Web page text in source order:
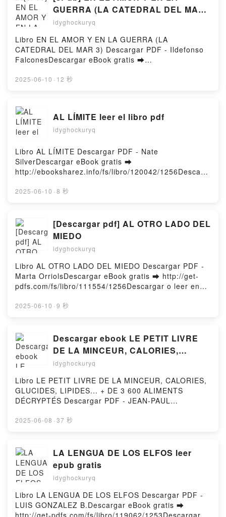
Mañas Leer en línea , UNA HISTORIA DEL KRONEN
José Ángel Mañas Audiolibro, UNA HISTORIA DEL
KRONEN José Ángel Mañas VK, UNA HISTORIA DEL
KRONEN José Ángel Mañas Kindle, UNA HISTORIA
DEL KRONEN José Ángel Mañas Epub VK, UNA
HISTORIA DEL KRONEN José Ángel Mañas
Descargar gratisPowered by Firstory Hosting
GUERRA (LA CATEDRAL DEL MAR
3) descargar gratis
idyghockuryq
Libro EN EL AMOR Y EN LA GUERRA (LA
CATEDRAL DEL MAR 3) Descargar PDF - Ildefonso
FalconesDescargar eBook gratis ➡
ar o leer en línea EN EL AMOR Y EN LA GUERRA
EN LA GUERRA (LA CATEDRAL DEL MAR 3)
Ildefonso Falcones PDF, EN EL AMOR Y EN LA
GUERRA (LA CATEDRAL DEL MAR 3) Ildefonso
CATEDRAL DEL MAR 3) Ildefonso Falcones Leer en
línea , EN EL AMOR Y EN LA GUERRA (LA
CATEDRAL DEL MAR 3) Ildefonso Falcones
CATEDRAL DEL MAR 3) Ildefonso Falcones VK, EN
EN LA GUERRA (LA CATEDRAL DEL MAR 3)
Ildefonso Falcones Epub VK, EN EL AMOR Y EN LA
GUERRA (LA CATEDRAL DEL MAR 3) Ildefonso
Falcones Descargar gratisPowered by Firstory
Hosting
2025-06-10 · 12 秒
AL LÍMITE leer el libro pdf
idyghockuryq
Libro AL LÍMITE Descargar PDF - Nate
SilverDescargar eBook gratis ➡
http://ebooksharez.info/fs/libro/120042/1256Descarg
ePub Mobi) de Nate Silver.AL LÍMITE Nate Silver
Audiolibro, AL LÍMITE Nate Silver VK, AL LÍMITE
Nate Silver Kindle, AL LÍMITE Nate Silver Epub VK,
AL LÍMITE Nate Silver Descargar gratisPowered by
Firstory Hosting
2025-06-10 · 8 秒
[Descargar pdf] AL OTRO LADO DEL
MIEDO
idyghockuryq
Libro AL OTRO LADO DEL MIEDO Descargar PDF -
Marta OrriolsDescargar eBook gratis ➡ http://get-
pdfs.com/fs/libro/111554/1256Descargar o leer en
(PDF ePub Mobi) de Marta Orriols.AL OTRO LADO
MIEDO Marta Orriols Leer en línea , AL OTRO LADO
DEL MIEDO Marta Orriols Audiolibro, AL OTRO
LADO DEL MIEDO Marta Orriols VK, AL OTRO LADO
DEL MIEDO Marta Orriols Kindle, AL OTRO LADO
DEL MIEDO Marta Orriols Epub VK, AL OTRO LADO
DEL MIEDO Marta Orriols Descargar gratisPowered
by Firstory Hosting
2025-06-10 · 9 秒
Descargar ebook LE PETIT LIVRE
DE LA MINCEUR, CALORIES,
GLUCIDES, LIPIDES... + DE 3 600
Libros Gratis (PDF - EPUB)
idyghockuryq
Libro LE PETIT LIVRE DE LA MINCEUR, CALORIES,
GLUCIDES, LIPIDES... + DE 3 600 ALIMENTS
DÉCRYPTÉS Descargar PDF - JEAN-PAUL
pdfs.com/fs/libro/112906/1253Descargar o leer en
DÉCRYPTÉS Libro gratuito (PDF ePub Mobi) de
JEAN-PAUL BLANC.LE PETIT LIVRE DE LA
MINCEUR, CALORIES, GLUCIDES, LIPIDES... + DE 3
600 ALIMENTS DÉCRYPTÉS JEAN-PAUL BLANC
PDF, LE PETIT LIVRE DE LA MINCEUR, CALORIES,
GLUCIDES, LIPIDES... + DE 3 600 ALIMENTS
DÉCRYPTÉS JEAN-PAUL BLANC Epub, LE PETIT
2025-06-08 · 37 秒
LA LENGUA DE LOS ELFOS leer
epub gratis
idyghockuryq
Libro LA LENGUA DE LOS ELFOS Descargar PDF -
LUIS GONZALEZ B.Descargar eBook gratis ➡
http://get-pdfs.com/fs/libro/119062/1253Descargar o